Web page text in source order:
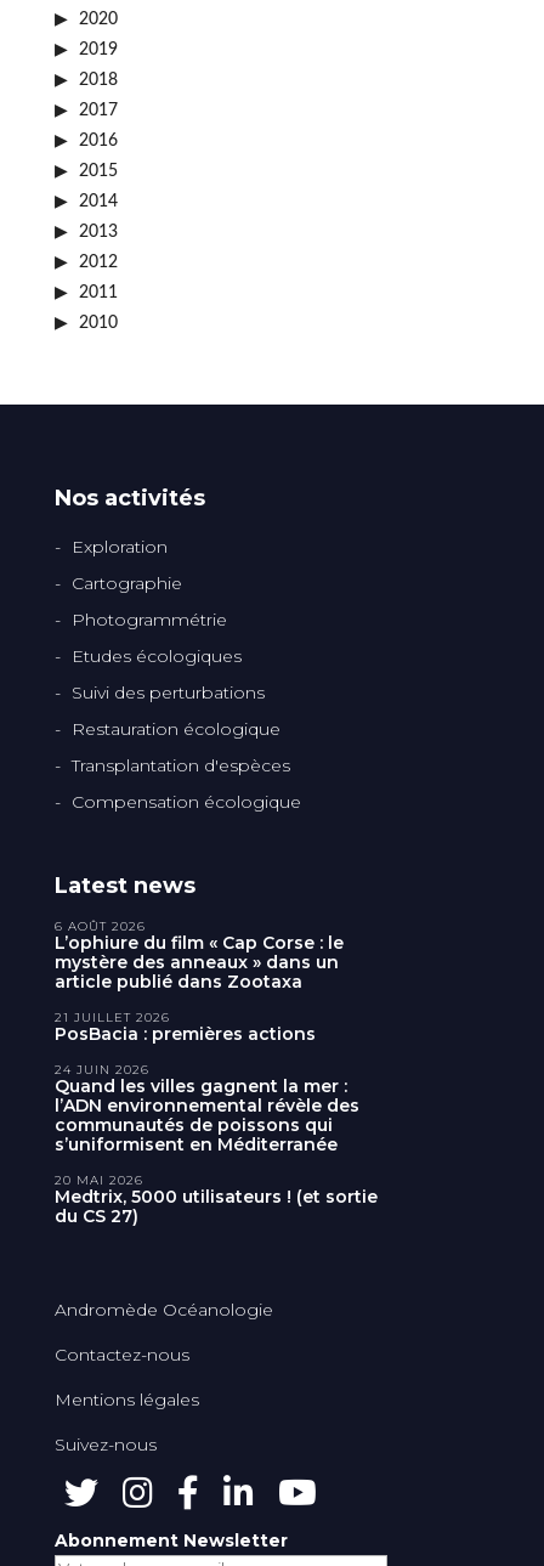
2020
2019
2018
2017
2016
2015
2014
2013
2012
2011
2010
Nos activités
Exploration
Cartographie
Photogrammétrie
Etudes écologiques
Suivi des perturbations
Restauration écologique
Transplantation d'espèces
Compensation écologique
Latest news
L’ophiure du film « Cap Corse : le
mystère des anneaux » dans un
article publié dans Zootaxa
6 AOÛT 2026
PosBacia : premières actions
21 JUILLET 2026
Quand les villes gagnent la mer :
l’ADN environnemental révèle des
communautés de poissons qui
s’uniformisent en Méditerranée
24 JUIN 2026
Medtrix, 5000 utilisateurs ! (et sortie
du CS 27)
20 MAI 2026
Andromède Océanologie
Contactez-nous
Mentions légales
Suivez-nous
Abonnement Newsletter